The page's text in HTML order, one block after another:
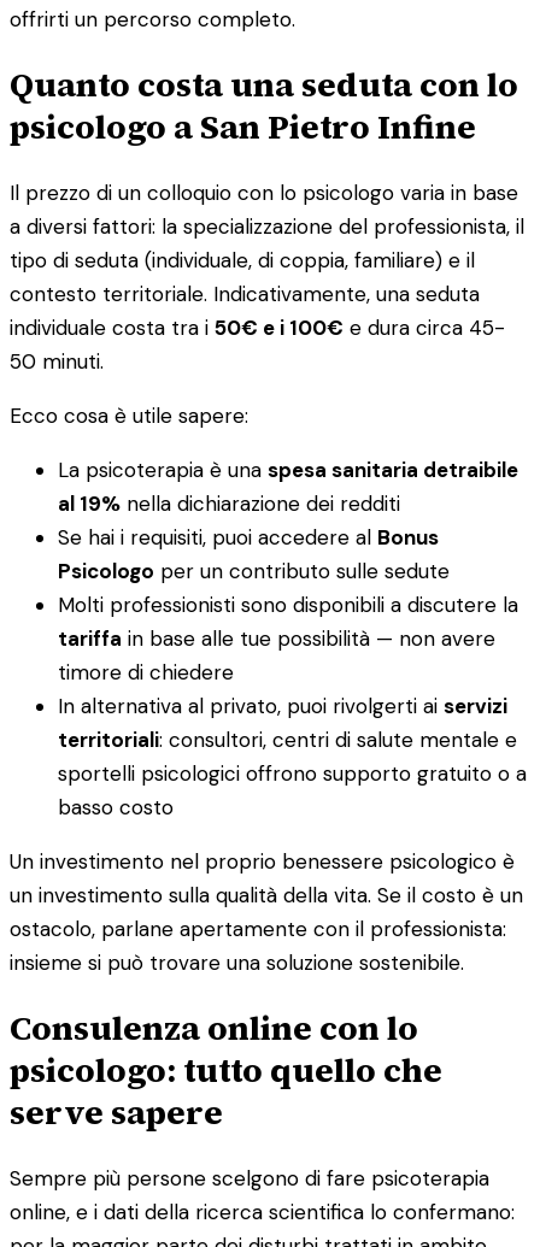
offrirti un percorso completo.
Quanto costa una seduta con lo
psicologo a San Pietro Infine
Il prezzo di un colloquio con lo psicologo varia in base
a diversi fattori: la specializzazione del professionista, il
tipo di seduta (individuale, di coppia, familiare) e il
contesto territoriale. Indicativamente, una seduta
individuale costa tra i 50€ e i 100€ e dura circa 45-
50 minuti.
Ecco cosa è utile sapere:
La psicoterapia è una spesa sanitaria detraibile
al 19% nella dichiarazione dei redditi
Se hai i requisiti, puoi accedere al Bonus
Psicologo per un contributo sulle sedute
Molti professionisti sono disponibili a discutere la
tariffa in base alle tue possibilità — non avere
timore di chiedere
In alternativa al privato, puoi rivolgerti ai servizi
territoriali: consultori, centri di salute mentale e
sportelli psicologici offrono supporto gratuito o a
basso costo
Un investimento nel proprio benessere psicologico è
un investimento sulla qualità della vita. Se il costo è un
ostacolo, parlane apertamente con il professionista:
insieme si può trovare una soluzione sostenibile.
Consulenza online con lo
psicologo: tutto quello che
serve sapere
Sempre più persone scelgono di fare psicoterapia
online, e i dati della ricerca scientifica lo confermano: